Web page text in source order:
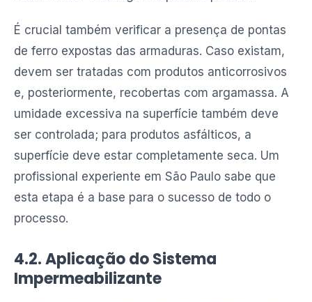
É crucial também verificar a presença de pontas
de ferro expostas das armaduras. Caso existam,
devem ser tratadas com produtos anticorrosivos
e, posteriormente, recobertas com argamassa. A
umidade excessiva na superfície também deve
ser controlada; para produtos asfálticos, a
superfície deve estar completamente seca. Um
profissional experiente em São Paulo sabe que
esta etapa é a base para o sucesso de todo o
processo.
4.2. Aplicação do Sistema
Impermeabilizante